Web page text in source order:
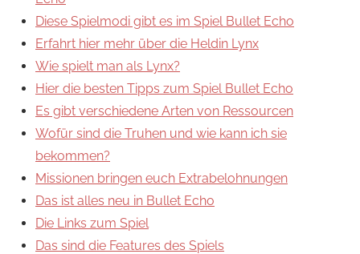
Diese Spielmodi gibt es im Spiel Bullet Echo
Erfahrt hier mehr über die Heldin Lynx
Wie spielt man als Lynx?
Hier die besten Tipps zum Spiel Bullet Echo
Es gibt verschiedene Arten von Ressourcen
Wofür sind die Truhen und wie kann ich sie
bekommen?
Missionen bringen euch Extrabelohnungen
Das ist alles neu in Bullet Echo
Die Links zum Spiel
Das sind die Features des Spiels